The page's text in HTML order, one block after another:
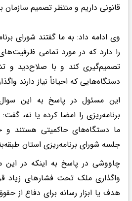
قانونی داریم و منتظر تصمیم سازمان
وی ادامه داد: به ما گفتند شورای
را دارد که در مورد تمامی
تصمیم‌گیری کند و با صلاح‌دید
دستگاه‌هایی که احیاناً نیاز دارند
این مسئول در پاسخ به این
برنامه‌ریزی را امضا کرده یا نه،
ما دستگاه‌های حاکمیتی هستند
جلسه شورای برنامه‌ریزی استان
چاووشی در پاسخ به اینکه در این
واگذاری ملک تحت فشارهای زیاد
هدف یا ابزار رسانه برای دفاع از